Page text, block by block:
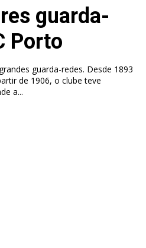
guarda-
Porto
guarda-redes. Desde 1893
de 1906, o clube teve
a...